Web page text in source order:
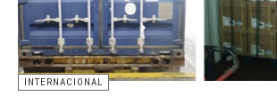
INTERNACIONAL